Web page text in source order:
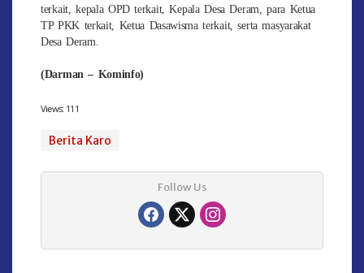
terkait, kepala OPD terkait, Kepala Desa Deram, para Ketua
TP PKK terkait, Ketua Dasawisma terkait, serta masyarakat
Desa Deram.
(Darman – Kominfo)
Views: 111
Berita Karo
Follow Us